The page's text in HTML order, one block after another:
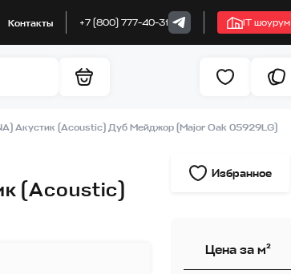
Контакты +7 (800) 777-40-31 IT шоурум
Акустик (Acoustic) Дуб Мейджор (Major Oak 05929LG)
(Acoustic)
Избранное
Цена за м²